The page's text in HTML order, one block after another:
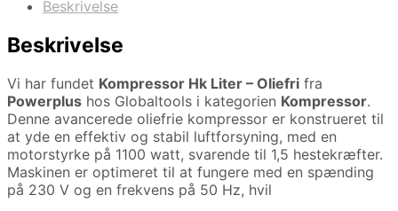
Beskrivelse
Beskrivelse
Vi har fundet Kompressor Hk Liter – Oliefri fra
Powerplus hos Globaltools i kategorien Kompressor.
Denne avancerede oliefrie kompressor er konstrueret til
at yde en effektiv og stabil luftforsyning, med en
motorstyrke på 1100 watt, svarende til 1,5 hestekræfter.
Maskinen er optimeret til at fungere med en spænding
på 230 V og en frekvens på 50 Hz, hvil